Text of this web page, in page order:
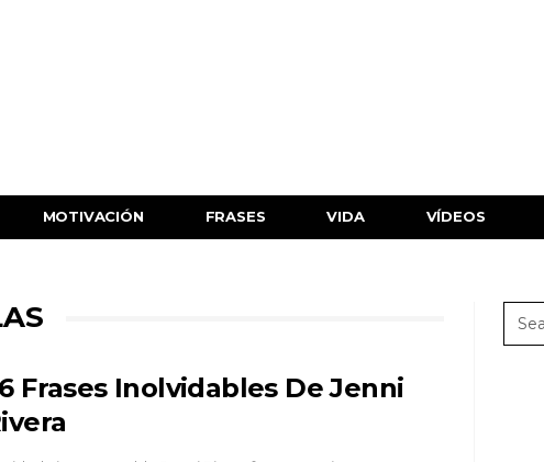
MOTIVACIÓN FRASES VIDA VÍDEOS
Frases Inolvidables De Jenni